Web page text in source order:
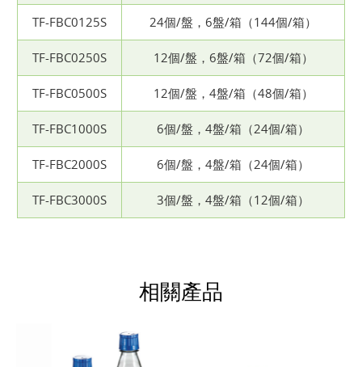
TF-FBC0125S 24個/盤，6盤/箱（144個/箱）
TF-FBC0250S 12個/盤，6盤/箱（72個/箱）
TF-FBC0500S 12個/盤，4盤/箱（48個/箱）
TF-FBC1000S 6個/盤，4盤/箱（24個/箱）
TF-FBC2000S 6個/盤，4盤/箱（24個/箱）
TF-FBC3000S 3個/盤，4盤/箱（12個/箱）
相關產品